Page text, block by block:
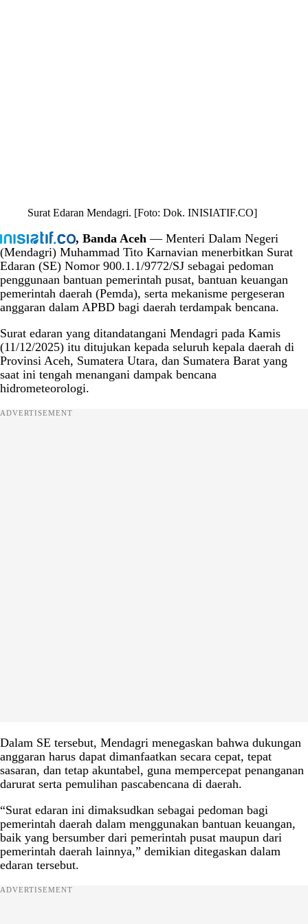
Surat Edaran Mendagri. [Foto: Dok. INISIATIF.CO]
, Banda Aceh— Menteri Dalam Negeri
(Mendagri) Muhammad Tito Karnavian menerbitkan Surat
Edaran (SE) Nomor 900.1.1/9772/SJ sebagai pedoman
penggunaan bantuan pemerintah pusat, bantuan keuangan
pemerintah daerah (Pemda), serta mekanisme pergeseran
anggaran dalam APBD bagi daerah terdampak bencana.
Surat edaran yang ditandatangani Mendagri pada Kamis
(11/12/2025) itu ditujukan kepada seluruh kepala daerah di
Provinsi Aceh, Sumatera Utara, dan Sumatera Barat yang
saat ini tengah menangani dampak bencana
hidrometeorologi.
ADVERTISEMENT
Dalam SE tersebut, Mendagri menegaskan bahwa dukungan
anggaran harus dapat dimanfaatkan secara cepat, tepat
sasaran, dan tetap akuntabel, guna mempercepat penanganan
darurat serta pemulihan pascabencana di daerah.
“Surat edaran ini dimaksudkan sebagai pedoman bagi
pemerintah daerah dalam menggunakan bantuan keuangan,
baik yang bersumber dari pemerintah pusat maupun dari
pemerintah daerah lainnya,” demikian ditegaskan dalam
edaran tersebut.
ADVERTISEMENT